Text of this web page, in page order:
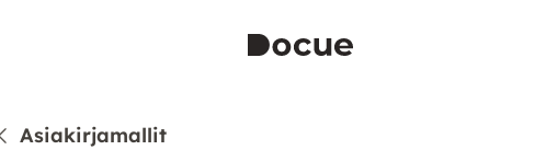
Asiakirjamallit